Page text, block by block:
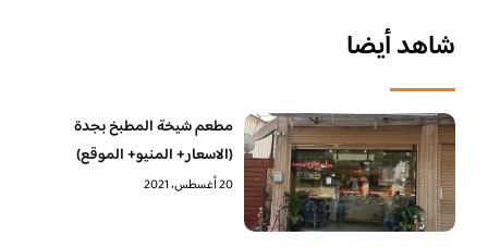
شاهد أيضا
مطعم شيخة المطبخ بجدة
(الاسعار+ المنيو+ الموقع)
20 أغسطس، 2021